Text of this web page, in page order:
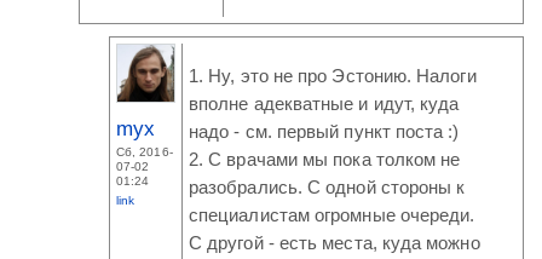
myx
Сб, 2016-
07-02
01:24
link
1. Ну, это не про Эстонию. Налоги
вполне адекватные и идут, куда
надо - см. первый пункт поста :)
2. С врачами мы пока толком не
разобрались. С одной стороны к
специалистам огромные очереди.
С другой - есть места, куда можно